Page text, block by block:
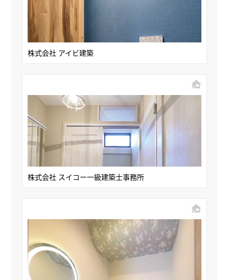
株式会社 アイビ建築
株式会社 スイコー一級建築士事務所